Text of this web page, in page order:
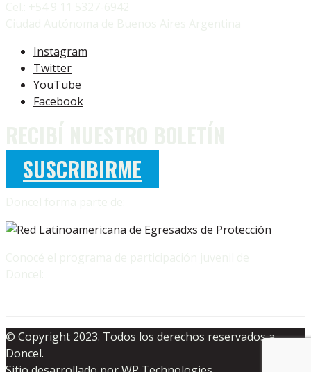
Instagram
Twitter
YouTube
Facebook
SUSCRIBIRME
© Copyright 2023. Todos los derechos reservados a
Doncel.